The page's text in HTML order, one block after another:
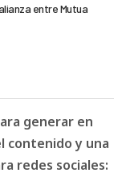
entre Mutua
generar en
contenido y una
redes sociales: